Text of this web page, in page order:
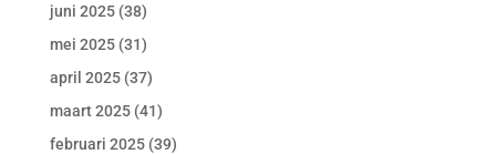
juni 2025(38)
mei 2025(31)
april 2025(37)
maart 2025(41)
februari 2025(39)